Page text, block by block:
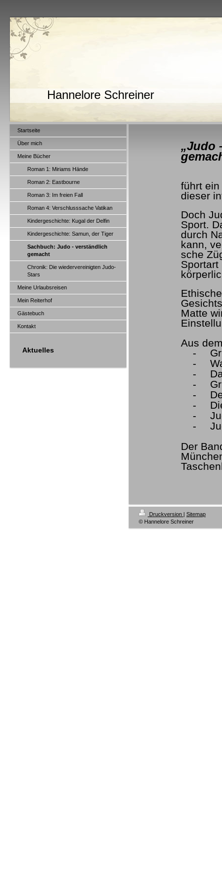
Hannelore Schreiner
Startseite
Über mich
Meine Bücher
Roman 1: Miriams Hände
Roman 2: Eastbourne
Roman 3: Im freien Fall
Roman 4: Verschlusssache Vatikan
Kindergeschichte: Kugal der Delfin
Kindergeschichte: Samun, der Tiger
Sachbuch: Judo - verständlich
gemacht
Chronik: Die wiedervereinigten Judo-
Stars
Meine Urlaubsreisen
Mein Reiterhof
Gästebuch
Kontakt
Aktuelles
„Judo
führt
dieser
Doch
Sport.
durch
kann,
sche
Matte
Aus
-
-
-
-
-
-
-
-
Der
Druckversion | Sitemap
© Hannelore Schreiner